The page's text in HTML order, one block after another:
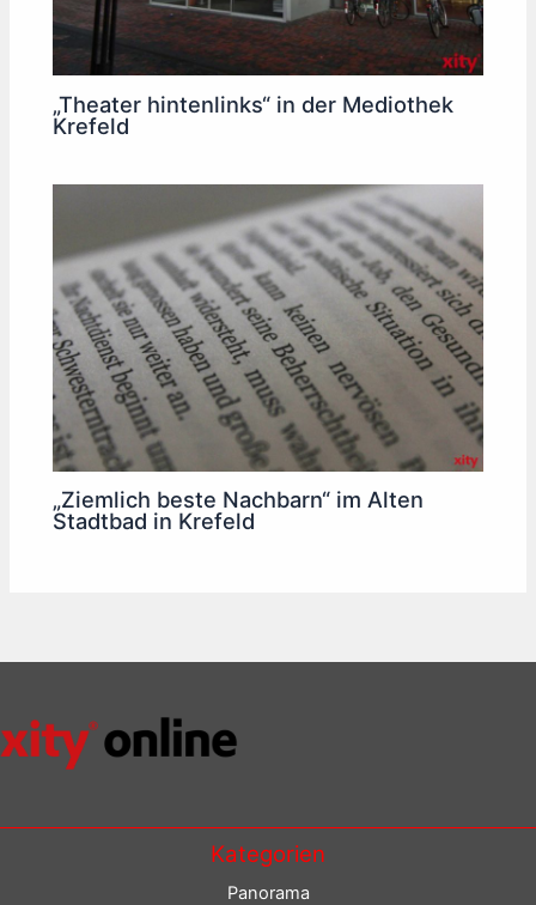
„Theater hintenlinks“ in der Mediothek
Krefeld
„Ziemlich beste Nachbarn“ im Alten
Stadtbad in Krefeld
Kategorien
Panorama